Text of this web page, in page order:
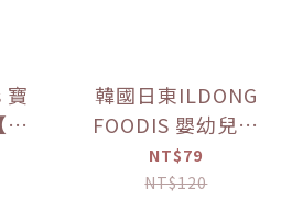
韓國日東ILDONG
FOODIS 嬰幼兒果
果 (100ml)【優惠
NT$79
NT$120